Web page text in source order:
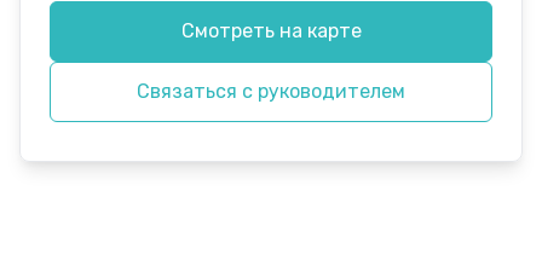
Смотреть на карте
Связаться с руководителем